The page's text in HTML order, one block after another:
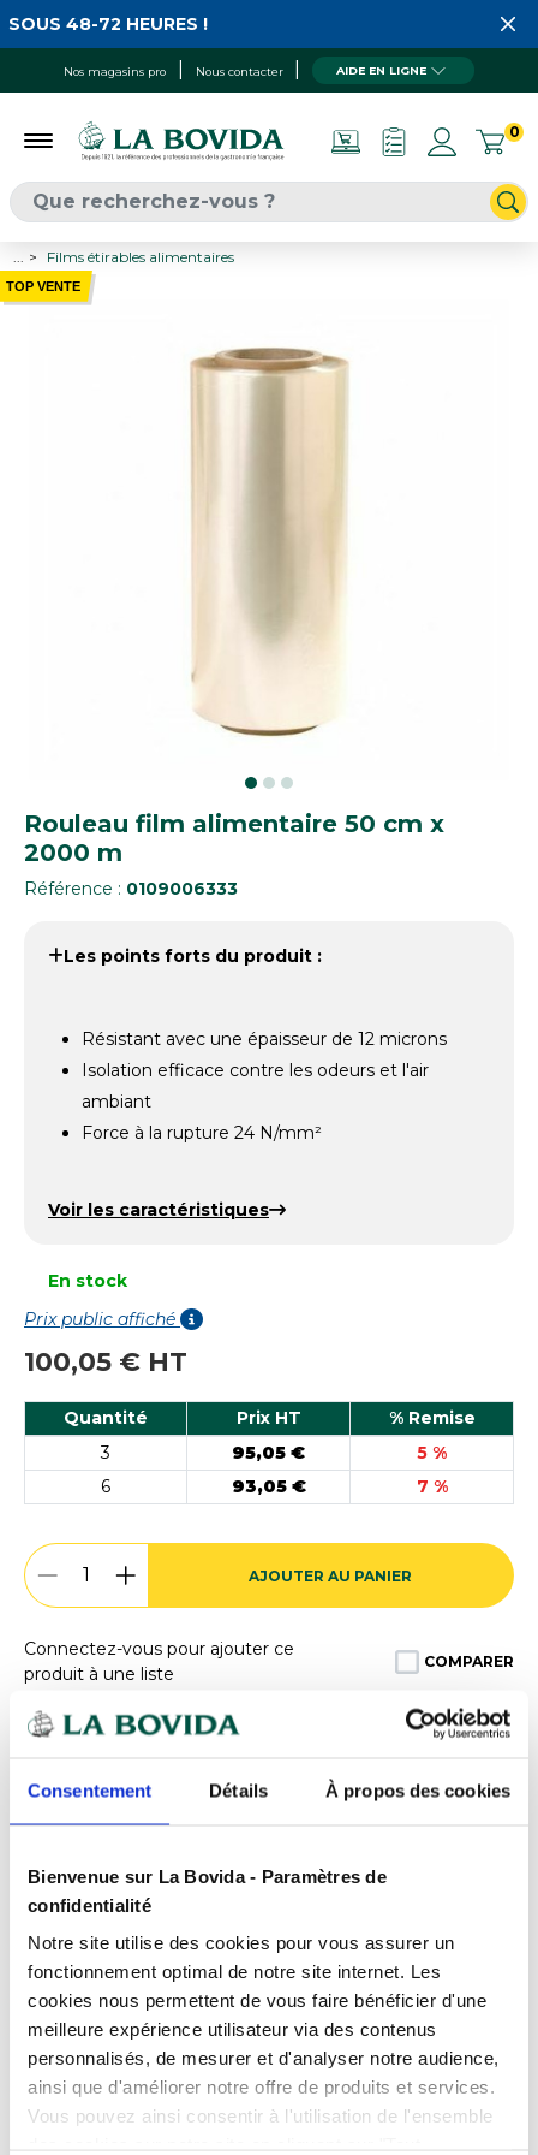
Consentement Détails À propos des cookies
Bienvenue sur La Bovida - Paramètres de
confidentialité
Notre site utilise des cookies pour vous assurer un
fonctionnement optimal de notre site internet. Les
cookies nous permettent de vous faire bénéficier d'une
meilleure expérience utilisateur via des contenus
personnalisés, de mesurer et d'analyser notre audience,
ainsi que d'améliorer notre offre de produits et services.
Vous pouvez ainsi consentir à l'utilisation de l'ensemble
Nos magasins pro Nous contacter AIDE EN LIGNE
0
48-72 HEURES !
Films étirables alimentaires
TOP VENTE
Rouleau film alimentaire 50 cm x
2000 m
Référence : 0109006333
Les points forts du produit :
Résistant avec une épaisseur de 12 microns
Isolation efficace contre les odeurs et l'air
ambiant
Force à la rupture 24 N/mm²
Voir les caractéristiques
En stock
Prix public affiché
100,05 € HT
Quantité Prix HT
% Remise
3
95,05 €
5 %
6
93,05 € 7 %
AJOUTER AU PANIER
Connectez-vous pour ajouter ce
produit à une liste
COMPARER
Des experts
à votre écoute
Paiement100% sécurisé
Devisgratuits
Présentation
Rouleau film alimentaire professionnel
PVC 50 cm x 2000 m
Optimisez la gestion et la conservation de vos
denrées alimentaires avec ce rouleau film
Caractéristiques
Conditionnement à l'unité